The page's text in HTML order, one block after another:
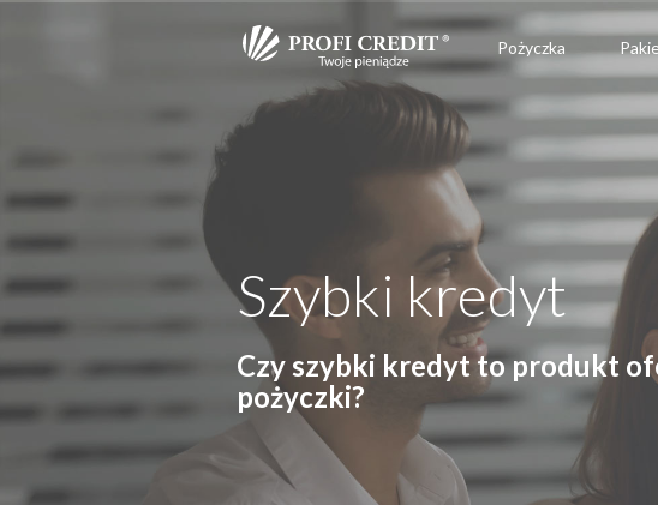
Pożyczka
Szybki kredyt
Czy szybki kredyt to produkt
pożyczki?